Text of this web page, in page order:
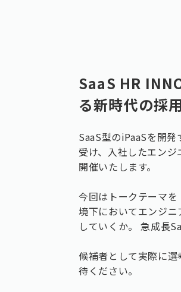
SaaS HR
る新時代の採
SaaS型のiPaaSを開
受け、入社したエン
開催いたします。
今回はトークテーマ
境下においてエンジ
していくか。 急成長
候補者として実際に
待ください。